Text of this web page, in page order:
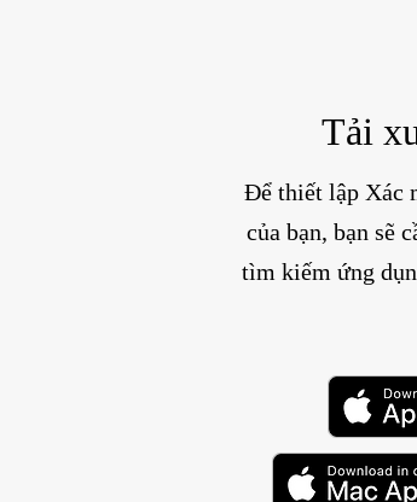
Tải
Để thiết lập Xác
của bạn, bạn sẽ
tìm kiếm ứng